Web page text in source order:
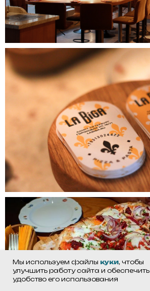
Мы используем файлы куки, чтобы
улучшить работу сайта и обеспечить
удобство его использования